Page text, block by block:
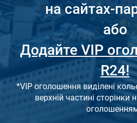
на сайтах-
або
Додайте VIP
R24!
*VIP оголошення виділені
верхній частині